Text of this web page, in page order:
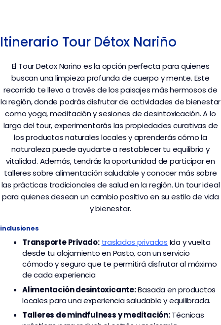
Itinerario Tour Détox Nariño
El Tour Detox Nariño es la opción perfecta para quienes
buscan una limpieza profunda de cuerpo y mente. Este
recorrido te lleva a través de los paisajes más hermosos de
la región, donde podrás disfrutar de actividades de bienestar
como yoga, meditación y sesiones de desintoxicación. A lo
largo del tour, experimentarás las propiedades curativas de
los productos naturales locales y aprenderás cómo la
naturaleza puede ayudarte a restablecer tu equilibrio y
vitalidad. Además, tendrás la oportunidad de participar en
talleres sobre alimentación saludable y conocer más sobre
las prácticas tradicionales de salud en la región. Un tour ideal
para quienes desean un cambio positivo en su estilo de vida
y bienestar.
inclusiones
TransportePrivado: traslados privados Ida y vuelta
desde tu alojamiento en Pasto, con un servicio
cómodo y seguro que te permitirá disfrutar al máximo
de cada experiencia
Alimentación desintoxicante:Basada en productos
locales para una experiencia saludable y equilibrada.
Talleres de mindfulness y meditación:Técnicas